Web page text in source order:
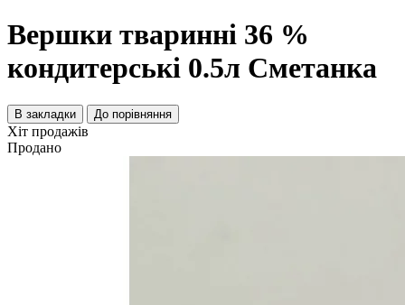
Вершки тваринні 36 %
кондитерські 0.5л Сметанка
В закладки До порівняння
Хіт продажів
Продано